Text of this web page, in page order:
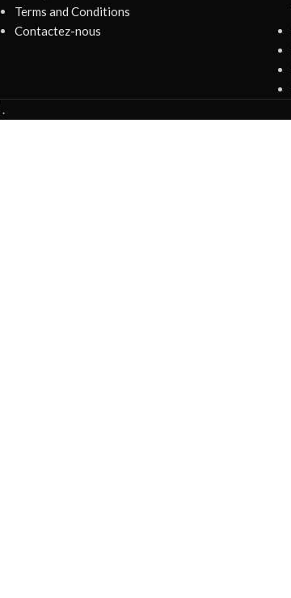
Terms and Conditions
Contactez-nous